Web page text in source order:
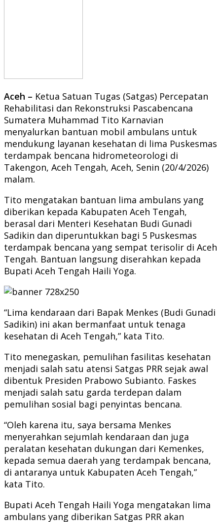
Aceh – Ketua Satuan Tugas (Satgas) Percepatan
Rehabilitasi dan Rekonstruksi Pascabencana
Sumatera Muhammad Tito Karnavian
menyalurkan bantuan mobil ambulans untuk
mendukung layanan kesehatan di lima Puskesmas
terdampak bencana hidrometeorologi di
Takengon, Aceh Tengah, Aceh, Senin (20/4/2026)
malam.
Tito mengatakan bantuan lima ambulans yang
diberikan kepada Kabupaten Aceh Tengah,
berasal dari Menteri Kesehatan Budi Gunadi
Sadikin dan diperuntukkan bagi 5 Puskesmas
terdampak bencana yang sempat terisolir di Aceh
Tengah. Bantuan langsung diserahkan kepada
Bupati Aceh Tengah Haili Yoga.
“Lima kendaraan dari Bapak Menkes (Budi Gunadi
Sadikin) ini akan bermanfaat untuk tenaga
kesehatan di Aceh Tengah,” kata Tito.
Tito menegaskan, pemulihan fasilitas kesehatan
menjadi salah satu atensi Satgas PRR sejak awal
dibentuk Presiden Prabowo Subianto. Faskes
menjadi salah satu garda terdepan dalam
pemulihan sosial bagi penyintas bencana.
“Oleh karena itu, saya bersama Menkes
menyerahkan sejumlah kendaraan dan juga
peralatan kesehatan dukungan dari Kemenkes,
kepada semua daerah yang terdampak bencana,
di antaranya untuk Kabupaten Aceh Tengah,”
kata Tito.
Bupati Aceh Tengah Haili Yoga mengatakan lima
ambulans yang diberikan Satgas PRR akan